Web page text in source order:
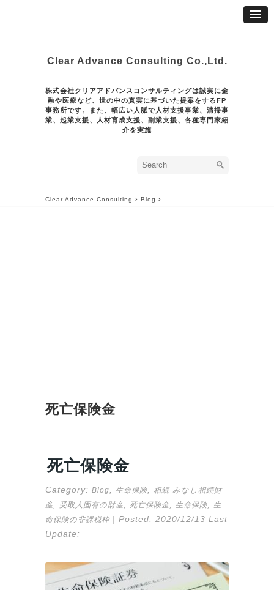
Clear Advance Consulting Co.,Ltd.
株式会社クリアアドバンスコンサルティングは誠実に金
融や医療など、世の中の真実に基づいた提案をするFP
事務所です。また、幅広い人脈で人材支援事業、清掃事
業、起業支援、人材育成支援、副業支援、各種専門家紹
介を実施
Clear Advance Consulting Blog
死亡保険金
死亡保険金
Category: Blog 生命保険 相続 みなし相続財
産
受取人固有の財産 死亡保険金 生命保険
生
命保険の非課税枠 | Posted: 2020/12/13 Last
Update: